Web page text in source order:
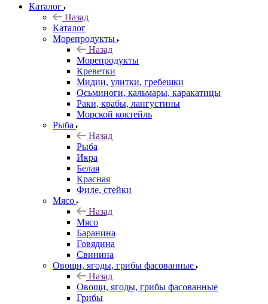
Каталог
Назад
Каталог
Морепродукты
Назад
Морепродукты
Креветки
Мидии, улитки, гребешки
Осьминоги, кальмары, каракатицы
Раки, крабы, лангустины
Морской коктейль
Рыба
Назад
Рыба
Икра
Белая
Красная
Филе, стейки
Мясо
Назад
Мясо
Баранина
Говядина
Свинина
Овощи, ягоды, грибы фасованные
Назад
Овощи, ягоды, грибы фасованные
Грибы